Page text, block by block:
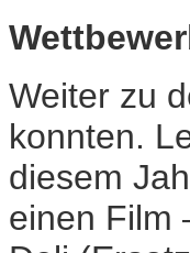
Weiter zu
konnten.
diesem
einen Film